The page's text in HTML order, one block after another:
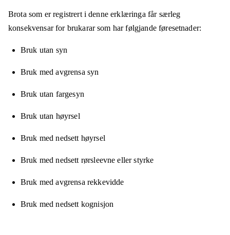
Brota som er registrert i denne erklæringa får særleg
konsekvensar for brukarar som har følgjande føresetnader:
Bruk utan syn
Bruk med avgrensa syn
Bruk utan fargesyn
Bruk utan høyrsel
Bruk med nedsett høyrsel
Bruk med nedsett rørsleevne eller styrke
Bruk med avgrensa rekkevidde
Bruk med nedsett kognisjon